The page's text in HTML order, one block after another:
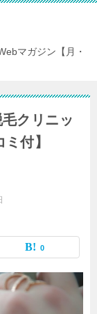
マガジン【月・
クリニッ
付】
0